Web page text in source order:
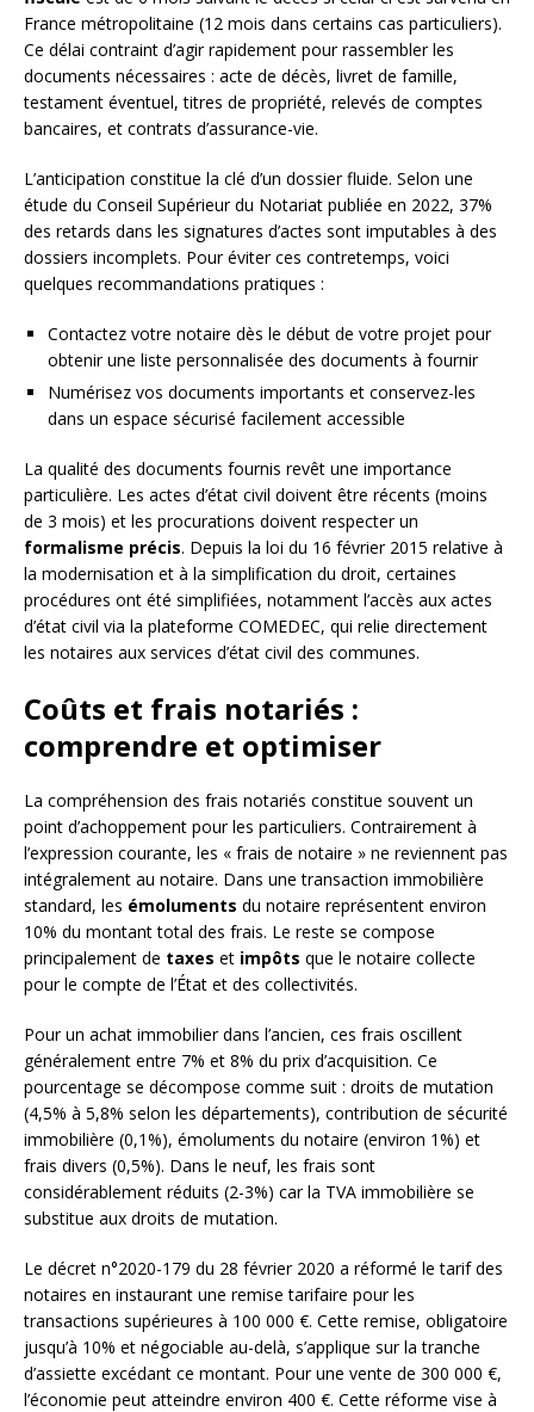
France métropolitaine (12 mois dans certains cas particuliers).
Ce délai contraint d’agir rapidement pour rassembler les
documents nécessaires : acte de décès, livret de famille,
testament éventuel, titres de propriété, relevés de comptes
bancaires, et contrats d’assurance-vie.
L’anticipation constitue la clé d’un dossier fluide. Selon une
étude du Conseil Supérieur du Notariat publiée en 2022, 37%
des retards dans les signatures d’actes sont imputables à des
dossiers incomplets. Pour éviter ces contretemps, voici
quelques recommandations pratiques :
Contactez votre notaire dès le début de votre projet pour
obtenir une liste personnalisée des documents à fournir
Numérisez vos documents importants et conservez-les
dans un espace sécurisé facilement accessible
La qualité des documents fournis revêt une importance
particulière. Les actes d’état civil doivent être récents (moins
de 3 mois) et les procurations doivent respecter un
formalisme précis. Depuis la loi du 16 février 2015 relative à
la modernisation et à la simplification du droit, certaines
procédures ont été simplifiées, notamment l’accès aux actes
d’état civil via la plateforme COMEDEC, qui relie directement
les notaires aux services d’état civil des communes.
Coûts et frais notariés :
comprendre et optimiser
La compréhension des frais notariés constitue souvent un
point d’achoppement pour les particuliers. Contrairement à
l’expression courante, les « frais de notaire » ne reviennent pas
intégralement au notaire. Dans une transaction immobilière
standard, les émoluments du notaire représentent environ
10% du montant total des frais. Le reste se compose
principalement de taxes et impôts que le notaire collecte
pour le compte de l’État et des collectivités.
Pour un achat immobilier dans l’ancien, ces frais oscillent
généralement entre 7% et 8% du prix d’acquisition. Ce
pourcentage se décompose comme suit : droits de mutation
(4,5% à 5,8% selon les départements), contribution de sécurité
immobilière (0,1%), émoluments du notaire (environ 1%) et
frais divers (0,5%). Dans le neuf, les frais sont
considérablement réduits (2-3%) car la TVA immobilière se
substitue aux droits de mutation.
Le décret n°2020-179 du 28 février 2020 a réformé le tarif des
notaires en instaurant une remise tarifaire pour les
transactions supérieures à 100 000 €. Cette remise, obligatoire
jusqu’à 10% et négociable au-delà, s’applique sur la tranche
d’assiette excédant ce montant. Pour une vente de 300 000 €,
l’économie peut atteindre environ 400 €. Cette réforme vise à